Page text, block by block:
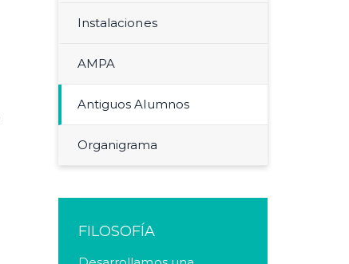
Instalaciones
AMPA
Antiguos Alumnos
Organigrama
FILOSOFÍA